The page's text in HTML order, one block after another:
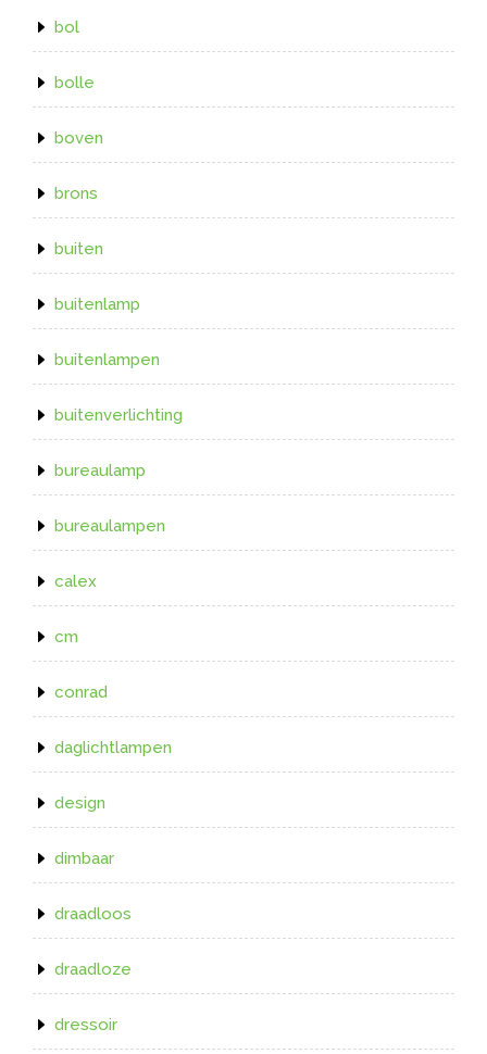
bol
bolle
boven
brons
buiten
buitenlamp
buitenlampen
buitenverlichting
bureaulamp
bureaulampen
calex
cm
conrad
daglichtlampen
design
dimbaar
draadloos
draadloze
dressoir